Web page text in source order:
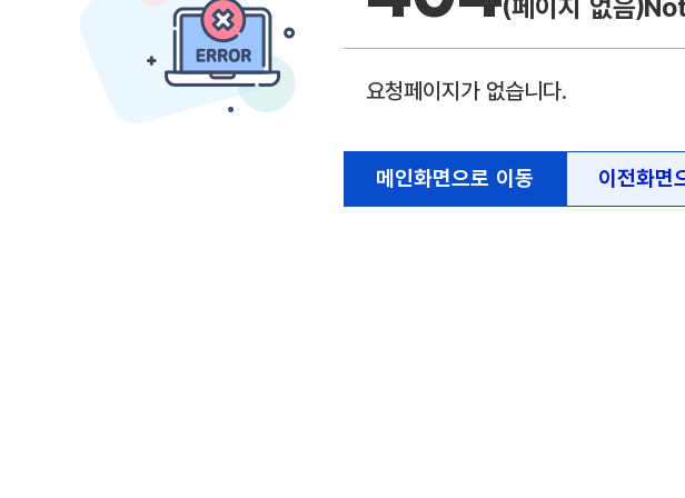
(페이지 없음)
요청페이지가 없습니다.
메인화면으로 이동 이전화면